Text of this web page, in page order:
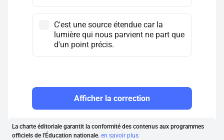
C'est une source étendue car la
lumière qui nous parvient ne part que
d'un point précis.
Afficher la correction
La charte éditoriale garantit la conformité des contenus aux programmes
officiels de l'Éducation nationale. en savoir plus